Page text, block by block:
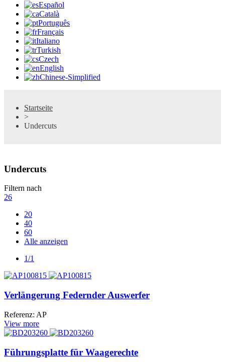
Español
Català
Português
Français
Italiano
Turkish
Czech
English
Chinese-Simplified
Startseite
>
Undercuts
Undercuts
Filtern nach
26
20
40
60
Alle anzeigen
1/1
Verlängerung Federnder Auswerfer
Referenz: AP
View more
Führungsplatte für Waagerechte